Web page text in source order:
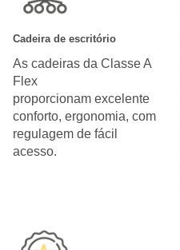
Cadeira de escritório
As cadeiras da Classe A
Flex
proporcionam excelente
conforto, ergonomia, com
regulagem de fácil
acesso.